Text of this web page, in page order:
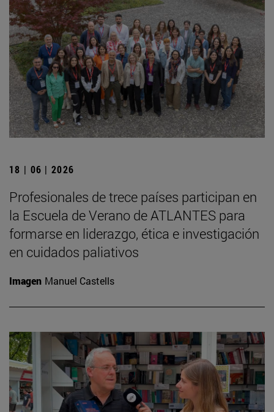
18 | 06 | 2026
Profesionales de trece países participan en
la Escuela de Verano de ATLANTES para
formarse en liderazgo, ética e investigación
en cuidados paliativos
Imagen Manuel Castells